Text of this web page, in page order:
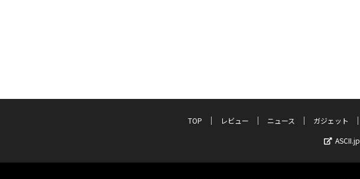
TOP レビュー ニュース ガジェット
ASCII.jp